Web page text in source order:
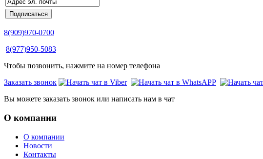
8(909)970-0700
8(977)950-5083
Чтобы позвонить, нажмите на номер телефона
Заказать звонок
Вы можете заказать звонок или написать нам в чат
О компании
О компании
Новости
Контакты